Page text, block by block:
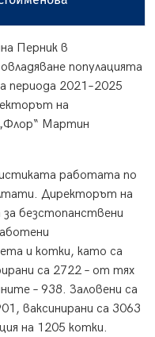
Перник в
популацията
периода 2021–2025
на
Мартин
работата по
Директорът на
безстопанствени
и котки, като са
са 2722 – от тях
– 938. Заловени са
ваксинирани са 3063
на 1205 котки.